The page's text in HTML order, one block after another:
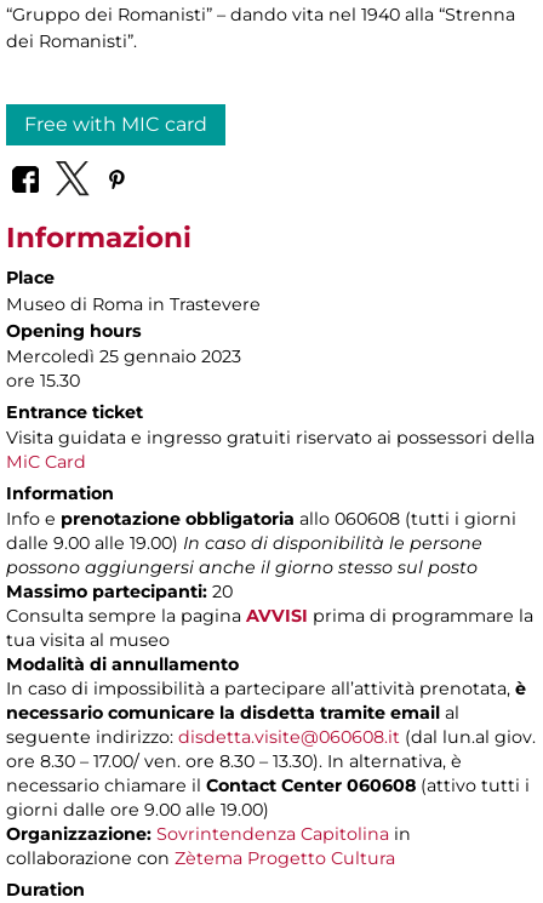
“Gruppo dei Romanisti” – dando vita nel 1940 alla “Strenna
dei Romanisti”.
Free with MIC card
Informazioni
Place
Museo di Roma in Trastevere
Opening hours
Mercoledì 25 gennaio 2023
ore 15.30
Entrance ticket
Visita guidata e ingresso gratuiti riservato ai possessori della
MiC Card
Information
Info e prenotazione obbligatoria allo 060608 (tutti i giorni
dalle 9.00 alle 19.00) In caso di disponibilità le persone
possono aggiungersi anche il giorno stesso sul posto
Massimo partecipanti: 20
Consulta sempre la pagina AVVISI prima di programmare la
tua visita al museo
Modalità di annullamento
In caso di impossibilità a partecipare all’attività prenotata, è
necessario comunicare la disdetta tramite email al
seguente indirizzo: disdetta.visite@060608.it (dal lun.al giov.
ore 8.30 – 17.00/ ven. ore 8.30 – 13.30). In alternativa, è
necessario chiamare il Contact Center 060608 (attivo tutti i
giorni dalle ore 9.00 alle 19.00)
Organizzazione: Sovrintendenza Capitolina in
collaborazione con Zètema Progetto Cultura
Duration